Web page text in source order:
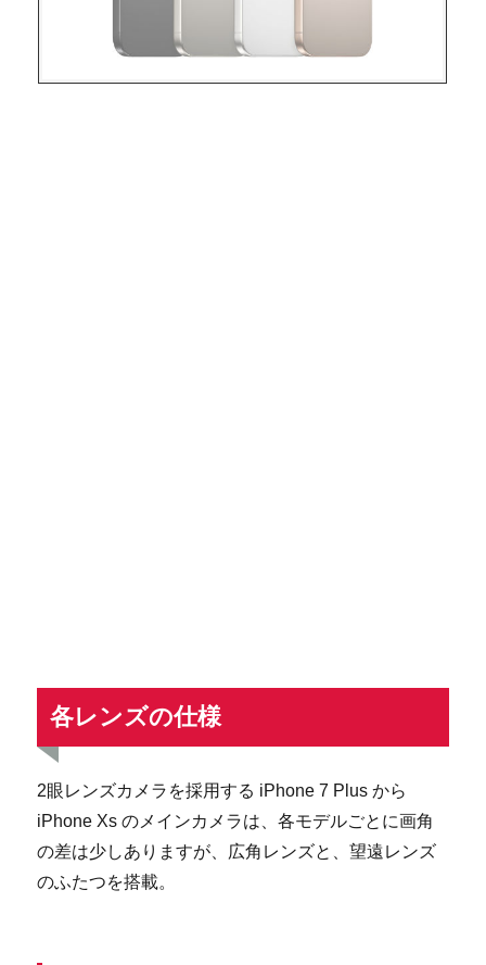
各レンズの仕様
2眼レンズカメラを採用する iPhone 7 Plus から
iPhone Xs のメインカメラは、各モデルごとに画角
の差は少しありますが、広角レンズと、望遠レンズ
のふたつを搭載。